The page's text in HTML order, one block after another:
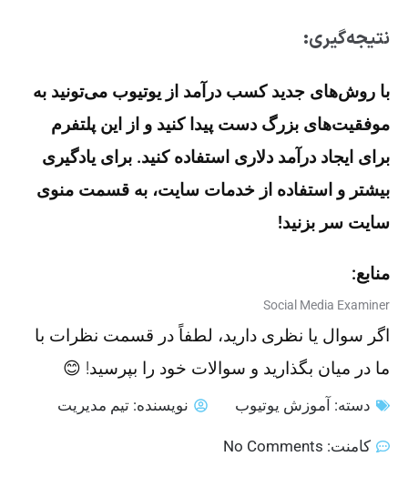
نتیجه‌گیری:
با روش‌های جدید کسب درآمد از یوتیوب می‌تونید به
موفقیت‌های بزرگ دست پیدا کنید و از این پلتفرم
برای ایجاد درآمد دلاری استفاده کنید. برای یادگیری
بیشتر و استفاده از خدمات سایت، به قسمت منوی
سایت سر بزنید!
منابع:
Social Media Examiner
اگر سوال یا نظری دارید، لطفاً در قسمت نظرات با
ما در میان بگذارید و سوالات خود را بپرسید! 😊
دسته: آموزش یوتیوب نویسنده: تیم مدیریت
کامنت: